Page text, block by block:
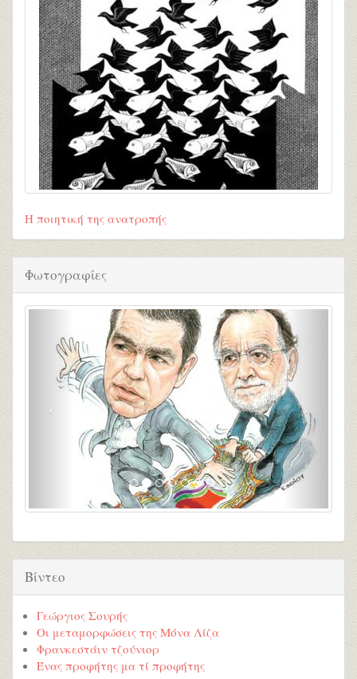
Η ποιητική της ανατροπής
Φωτογραφίες
Βίντεο
Γεώργιος Σουρής
Οι μεταμορφώσεις της Μόνα Λίζα
Φρανκεστάιν τζούνιορ
Ένας προφήτης μα τί προφήτης